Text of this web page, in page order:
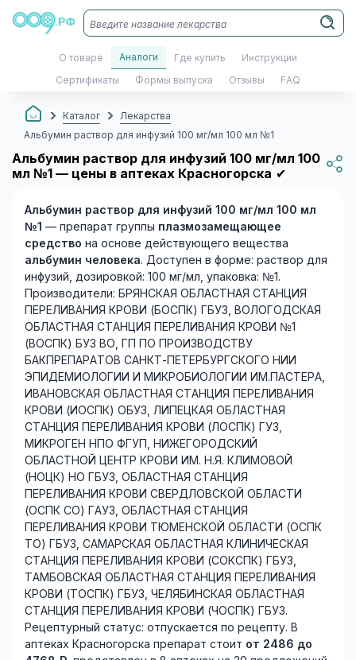
О товаре Аналоги Где купить Инструкции
Сертификаты Формы выпуска Отзывы FAQ
Каталог
Лекарства
Альбумин раствор для инфузий 100 мг/мл 100 мл №1
Альбумин раствор для инфузий 100 мг/мл 100
мл №1 — цены в аптеках Красногорска ✔
Альбумин раствор для инфузий 100 мг/мл 100 мл
№1 — препарат группы плазмозамещающее
средство на основе действующего вещества
альбумин человека. Доступен в форме: раствор для
инфузий, дозировкой: 100 мг/мл, упаковка: №1.
Производители: БРЯНСКАЯ ОБЛАСТНАЯ СТАНЦИЯ
ПЕРЕЛИВАНИЯ КРОВИ (БОСПК) ГБУЗ, ВОЛОГОДСКАЯ
ОБЛАСТНАЯ СТАНЦИЯ ПЕРЕЛИВАНИЯ КРОВИ №1
(ВОСПК) БУЗ ВО, ГП ПО ПРОИЗВОДСТВУ
БАКПРЕПАРАТОВ САНКТ-ПЕТЕРБУРГСКОГО НИИ
ЭПИДЕМИОЛОГИИ И МИКРОБИОЛОГИИ ИМ.ПАСТЕРА,
ИВАНОВСКАЯ ОБЛАСТНАЯ СТАНЦИЯ ПЕРЕЛИВАНИЯ
КРОВИ (ИОСПК) ОБУЗ, ЛИПЕЦКАЯ ОБЛАСТНАЯ
СТАНЦИЯ ПЕРЕЛИВАНИЯ КРОВИ (ЛОСПК) ГУЗ,
МИКРОГЕН НПО ФГУП, НИЖЕГОРОДСКИЙ
ОБЛАСТНОЙ ЦЕНТР КРОВИ ИМ. Н.Я. КЛИМОВОЙ
(НОЦК) НО ГБУЗ, ОБЛАСТНАЯ СТАНЦИЯ
ПЕРЕЛИВАНИЯ КРОВИ СВЕРДЛОВСКОЙ ОБЛАСТИ
(ОСПК СО) ГАУЗ, ОБЛАСТНАЯ СТАНЦИЯ
ПЕРЕЛИВАНИЯ КРОВИ ТЮМЕНСКОЙ ОБЛАСТИ (ОСПК
ТО) ГБУЗ, САМАРСКАЯ ОБЛАСТНАЯ КЛИНИЧЕСКАЯ
СТАНЦИЯ ПЕРЕЛИВАНИЯ КРОВИ (СОКСПК) ГБУЗ,
ТАМБОВСКАЯ ОБЛАСТНАЯ СТАНЦИЯ ПЕРЕЛИВАНИЯ
КРОВИ (ТОСПК) ГБУЗ, ЧЕЛЯБИНСКАЯ ОБЛАСТНАЯ
СТАНЦИЯ ПЕРЕЛИВАНИЯ КРОВИ (ЧОСПК) ГБУЗ.
Рецептурный статус: отпускается по рецепту. В
аптеках Красногорска препарат стоит от 2486 до